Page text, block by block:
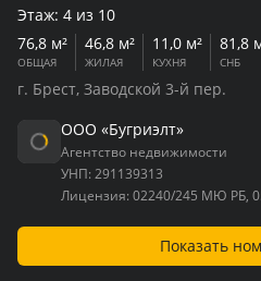
Этаж: 4 из 10
76,8 м²
ОБЩАЯ
46,8 м²
ЖИЛАЯ
11,0 м²
КУХНЯ
81,8
СНБ
г. Брест, Заводской 3-й пер.
ООО «Бугриэлт»
Агентство недвижимости
УНП: 291139313
Лицензия: 02240/245 МЮ РБ,
Показать